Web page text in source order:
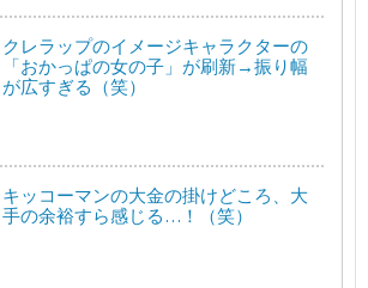
クレラップのイメージキャラクターの
「おかっぱの女の子」が刷新→振り幅
が広すぎる（笑）
キッコーマンの大金の掛けどころ、大
手の余裕すら感じる…！（笑）